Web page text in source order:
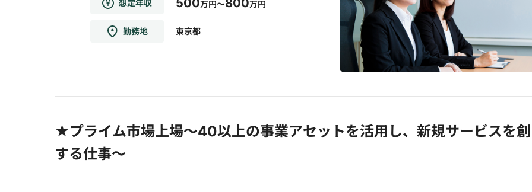
想定年収 500万円～800万円
勤務地 東京都
★プライム市場上場～40以上の事業アセットを活用し、新規サービスを
する仕事～